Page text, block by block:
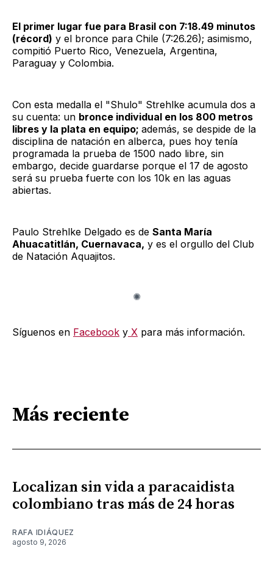
El primer lugar fue para Brasil con 7:18.49 minutos
(récord) y el bronce para Chile (7:26.26); asimismo,
compitió Puerto Rico, Venezuela, Argentina,
Paraguay y Colombia.
Con esta medalla el "Shulo" Strehlke acumula dos a
su cuenta: un bronce individual en los 800 metros
libres y la plata en equipo; además, se despide de la
disciplina de natación en alberca, pues hoy tenía
programada la prueba de 1500 nado libre, sin
embargo, decide guardarse porque el 17 de agosto
será su prueba fuerte con los 10k en las aguas
abiertas.
Paulo Strehlke Delgado es de Santa María
Ahuacatitlán, Cuernavaca, y es el orgullo del Club
de Natación Aquajitos.
Síguenos en Facebook y X para más información.
Más reciente
Localizan sin vida a paracaidista
colombiano tras más de 24 horas
RAFA IDIÁQUEZ
agosto 9, 2026